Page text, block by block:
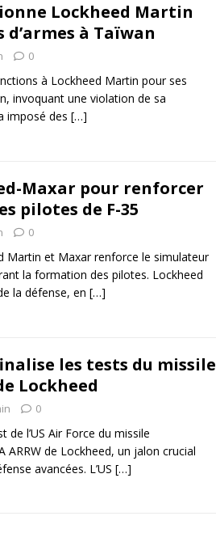
Lockheed Martin
d’armes à Taïwan
0
à Lockheed Martin pour ses
invoquant une violation de sa
imposé des […]
Maxar pour renforcer
pilotes de F-35
0
Martin et Maxar renforce le simulateur
la formation des pilotes. Lockheed
la défense, en […]
les tests du missile
Lockheed
0
de l’US Air Force du missile
ARRW de Lockheed, un jalon crucial
avancées. L’US […]